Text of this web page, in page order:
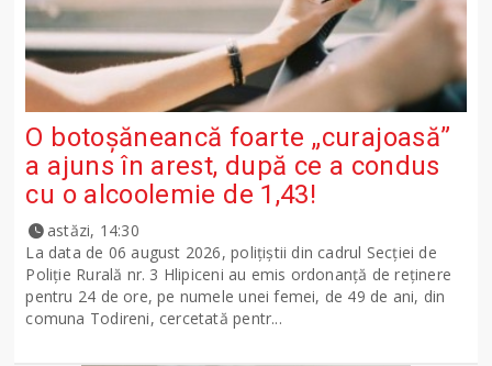
O botoșăneancă foarte „curajoasă”
a ajuns în arest, după ce a condus
cu o alcoolemie de 1,43!
astăzi, 14:30
La data de 06 august 2026, polițiștii din cadrul Secției de
Poliție Rurală nr. 3 Hlipiceni au emis ordonanță de reținere
pentru 24 de ore, pe numele unei femei, de 49 de ani, din
comuna Todireni, cercetată pentr...